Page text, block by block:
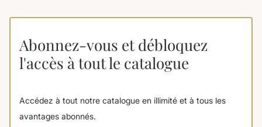
Abonnez-vous et débloquez
l'accès à tout le catalogue
Accédez à tout notre catalogue en illimité et à tous les
avantages abonnés.